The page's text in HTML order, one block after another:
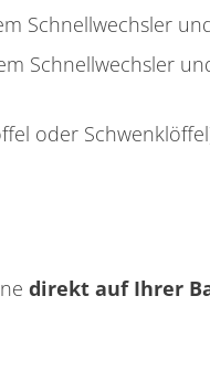
Schnellwechsler
Schnellwechsler
oder
direkt auf Ihrer